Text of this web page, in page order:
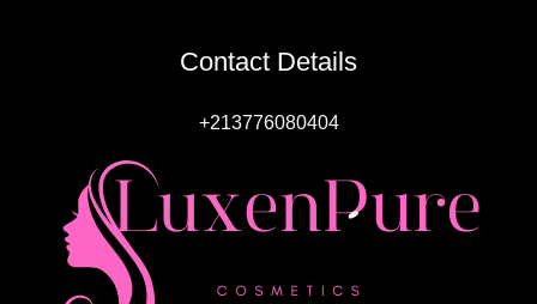
Contact Details
+213776080404